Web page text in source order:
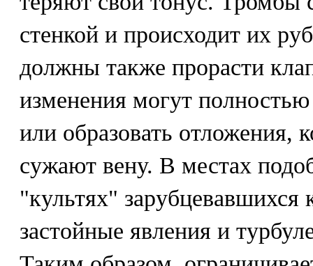
стенкой и происходит их
должны также прорасти
изменения могут
или образовать отложения,
сужают вену. В местах
"культях" зарубцевавшихся
застойные явления и